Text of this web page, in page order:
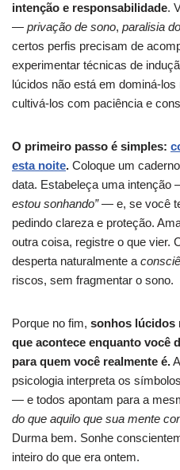
intenção e responsabilidade.
— privação de sono, paralisia
certos perfis precisam de
experimentar técnicas de
lúcidos não está em dominá-
cultivá-los com paciência e
O primeiro passo é simples:
esta noite. Coloque um
data. Estabeleça uma intenção
estou sonhando”— e, se você
pedindo clareza e proteção.
outra coisa, registre o que vier.
desperta naturalmente a
riscos, sem fragmentar o sono.
Porque no fim, sonhos lúcidos
que acontece enquanto você
para quem você realmente é.
psicologia interpreta os
— e todos apontam para a
do que aquilo que sua mente
Durma bem. Sonhe
inteiro do que era ontem.